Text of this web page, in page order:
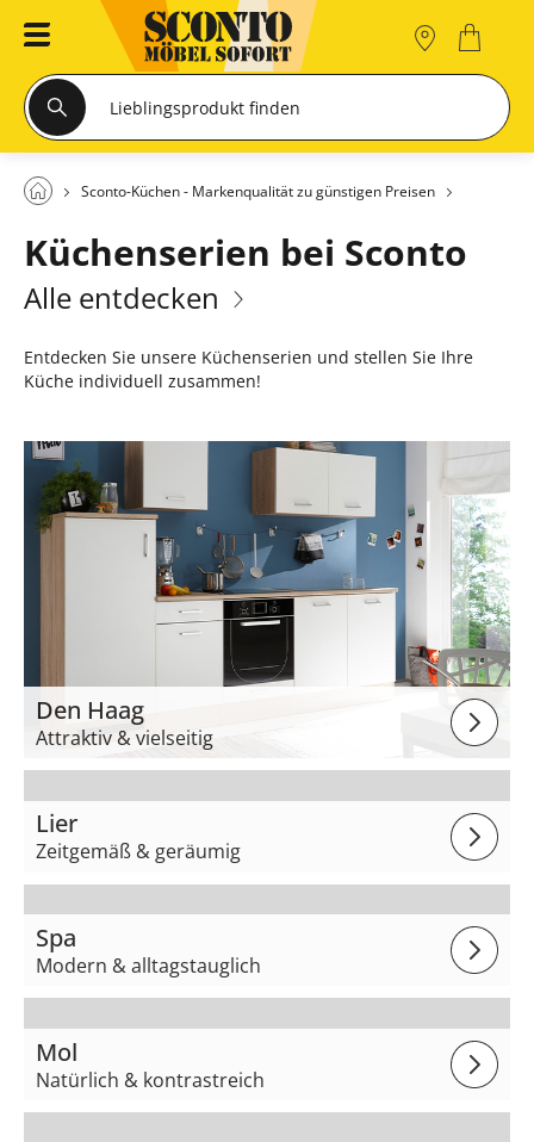
Sconto-Küchen - Markenqualität zu günstigen Preisen
Küchenserien bei Sconto
Alle entdecken
Entdecken Sie unsere Küchenserien und stellen Sie Ihre
Küche individuell zusammen!
Den Haag
Attraktiv & vielseitig
Lier
Zeitgemäß & geräumig
Spa
Modern & alltagstauglich
Mol
Natürlich & kontrastreich